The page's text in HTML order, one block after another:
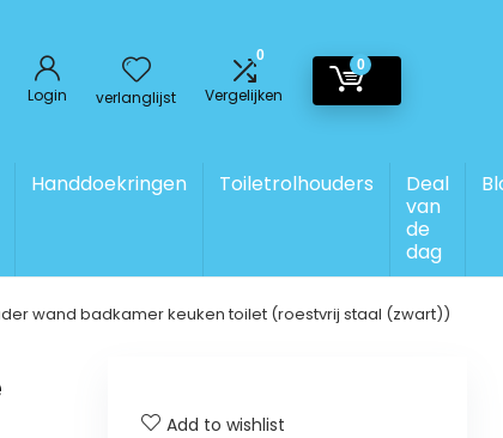
Login verlanglijst
0
Vergelijken
0
Handdoekringen Toiletrolhouders
Deal
van
de
dag
wand badkamer keuken toilet (roestvrij staal (zwart))
Add to wishlist